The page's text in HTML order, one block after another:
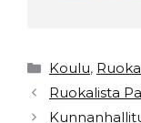
e
b
t
e
Kategoriat
Koulu,
Ruokalista